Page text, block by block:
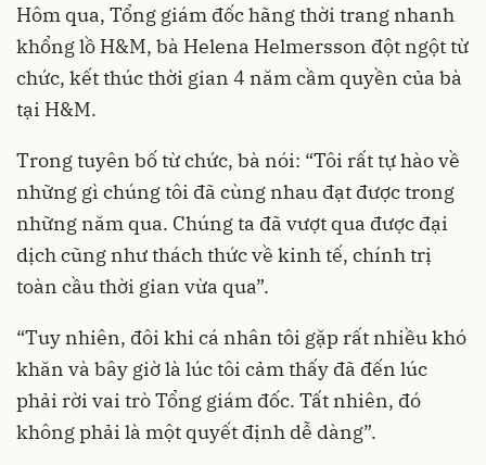
Hôm qua, Tổng giám đốc hãng thời trang nhanh
khổng lồ H&M, bà Helena Helmersson đột ngột từ
chức, kết thúc thời gian 4 năm cầm quyền của bà
tại H&M.
Trong tuyên bố từ chức, bà nói: “Tôi rất tự hào về
những gì chúng tôi đã cùng nhau đạt được trong
những năm qua. Chúng ta đã vượt qua được đại
dịch cũng như thách thức về kinh tế, chính trị
toàn cầu thời gian vừa qua”.
“Tuy nhiên, đôi khi cá nhân tôi gặp rất nhiều khó
khăn và bây giờ là lúc tôi cảm thấy đã đến lúc
phải rời vai trò Tổng giám đốc. Tất nhiên, đó
không phải là một quyết định dễ dàng”.